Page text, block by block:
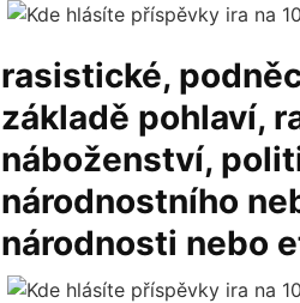
rasistické,
základě pohlaví,
náboženství,
národnostního
národnosti nebo